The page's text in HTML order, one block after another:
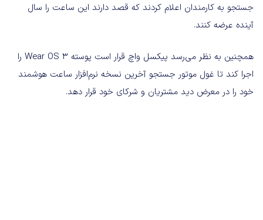
جستجو به کارمندان اعلام کردند که قصد دارند این ساعت را سال
آینده عرضه کنند.
همچنین به نظر می‌رسد پیکسل واچ قرار است پوسته Wear OS 3 را
اجرا کند تا غول موتور جستجو آخرین نسخه نرم‌افزار ساعت هوشمند
خود را در معرض دید مشتریان و شرکای خود قرار دهد.